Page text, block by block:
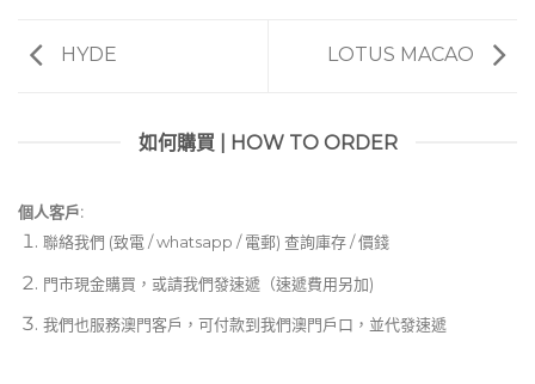
HYDE LOTUS MACAO
如何購買 | HOW TO ORDER
個人客戶:
聯絡我們 (致電 / whatsapp / 電郵) 查詢庫存 / 價錢
門市現金購買，或請我們發速遞（速遞費用另加)
我們也服務澳門客戶，可付款到我們澳門戶口，並代發速遞